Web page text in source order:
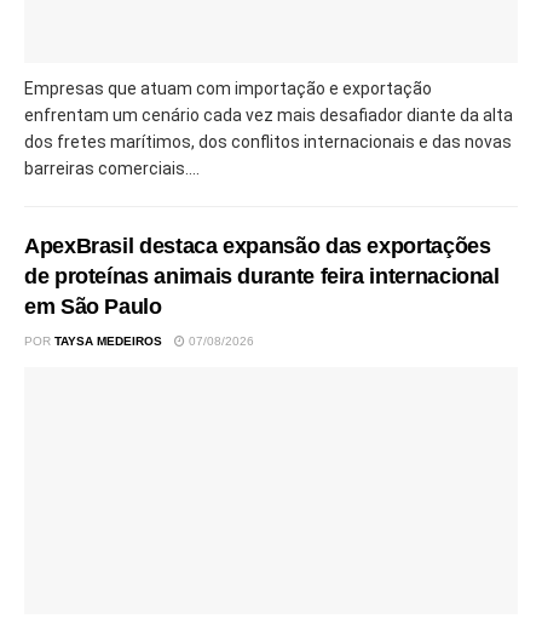
Empresas que atuam com importação e exportação
enfrentam um cenário cada vez mais desafiador diante da alta
dos fretes marítimos, dos conflitos internacionais e das novas
barreiras comerciais....
ApexBrasil destaca expansão das exportações
de proteínas animais durante feira internacional
em São Paulo
POR TAYSA MEDEIROS 07/08/2026